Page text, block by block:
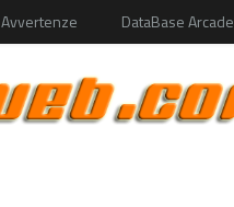
Avvertenze DataBase Arcade